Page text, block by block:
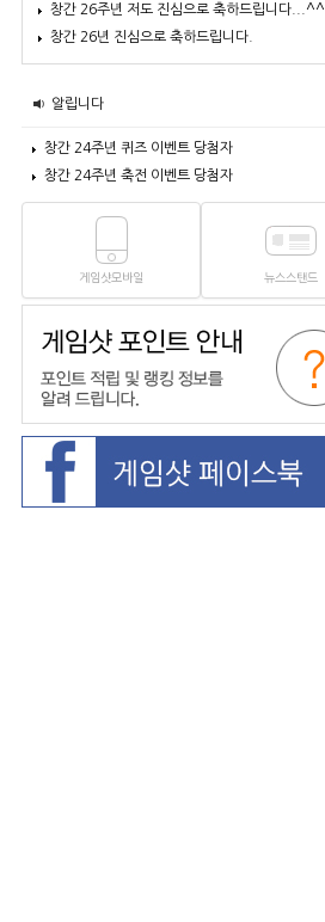
창간 26주년 저도 진심으로 축하드립니다...^^
창간 26년 진심으로 축하드립니다.
알립니다
창간 24주년 퀴즈 이벤트 당첨자
창간 24주년 축전 이벤트 당첨자
게임샷모바일 뉴스스탠드